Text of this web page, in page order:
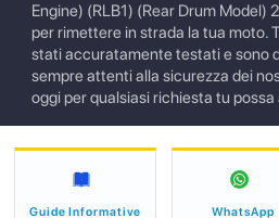
Engine) (RLB1) (Rear Drum Model)
per rimettere in strada la tua moto.
stati accuratamente testati e sono
sempre attenti alla sicurezza dei
oggi per qualsiasi richiesta tu possa
Guide Informative WhatsApp